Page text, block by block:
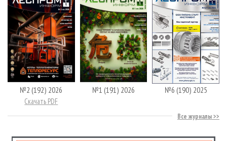
№2 (192) 2026
Скачать PDF
№1 (191) 2026 №6 (190) 2025
Все журналы